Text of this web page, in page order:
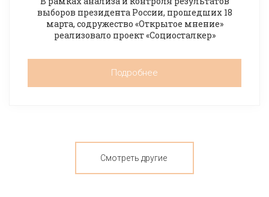
выборов президента России, прошедших 18
марта, содружество «Открытое мнение»
реализовало проект «Социосталкер»
Подробнее
Смотреть другие